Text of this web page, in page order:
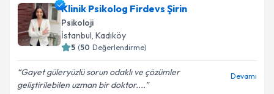
Klinik Psikolog Firdevs Şirin
Psikoloji
İstanbul, Kadıköy
5 (50 Değerlendirme)
Gayet güleryüzlü sorun odaklı ve çözümler
geliştirilebilen uzman bir doktor....
Devamı